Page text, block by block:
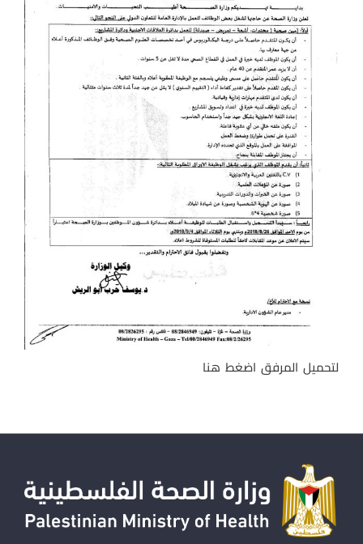
لتحميل المرفق اضغط هنا